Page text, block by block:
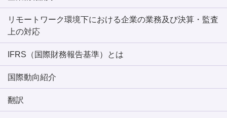
リモートワーク環境下における企業の業務及び決算・監査
上の対応
IFRS（国際財務報告基準）とは
国際動向紹介
翻訳